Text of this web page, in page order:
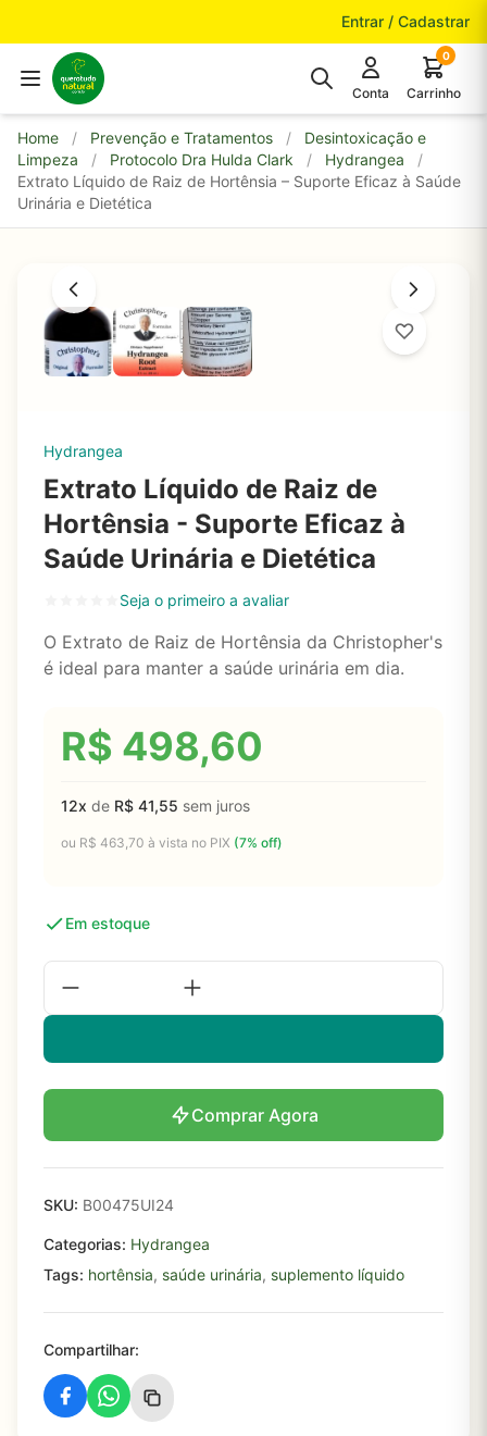
Entrar / Cadastrar
Conta
0
Carrinho
Home / Prevenção e Tratamentos /
Desintoxicação e
Limpeza
/ Protocolo Dra Hulda Clark / Hydrangea
/
Extrato Líquido de Raiz de Hortênsia – Suporte Eficaz à Saúde
Urinária e Dietética
Hydrangea
Extrato Líquido de Raiz de
Hortênsia - Suporte Eficaz à
Saúde Urinária e Dietética
Seja o primeiro a avaliar
O Extrato de Raiz de Hortênsia da Christopher's
é ideal para manter a saúde urinária em dia.
R$ 498,60
12x de R$ 41,55 sem juros
ou R$ 463,70 à vista no PIX (7% off)
Em estoque
Comprar Agora
SKU: B00475UI24
Categorias: Hydrangea
Tags: hortênsia, saúde urinária, suplemento líquido
Compartilhar: